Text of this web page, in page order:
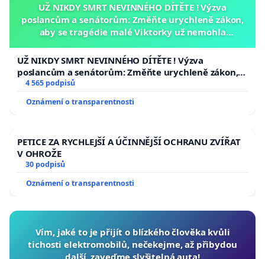
UŽ NIKDY SMRT NEVINNÉHO DÍTĚTE ! Výzva
poslancům a senátorům: Změňte urychleně zákon,
aby se tragédie malé Viktorky už nemohla
UŽ NIKDY SMRT NEVINNÉHO DÍTĚTE ! Výzva
poslancům a senátorům: Změňte urychleně zákon,
aby se tragédie malé Viktorky už nemohla opakovat!
4 565 podpisů
Oznámení o transparentnosti
PETICE ZA RYCHLEJŠÍ A ÚČINNĚJŠÍ OCHRANU ZVÍŘAT
V OHROŽE
30 podpisů
Oznámení o transparentnosti
Vím, jaké to je přijít o blízkého člověka kvůli
tichosti elektromobilů, nečekejme, až přibydou
další, zaveďme slyšitelná auta!